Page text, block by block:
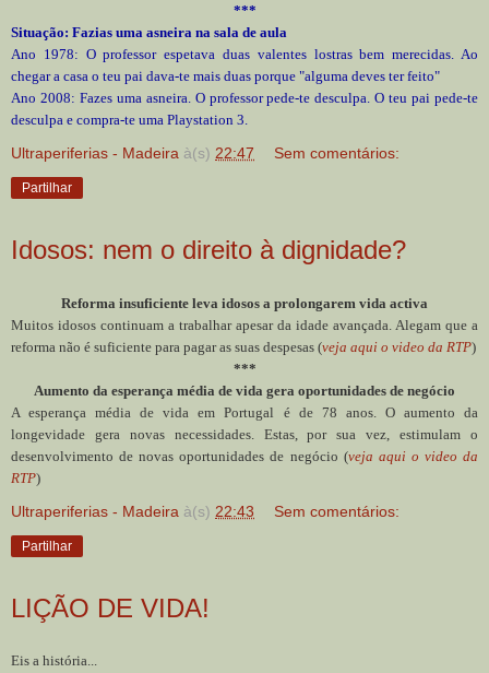
***
Situação: Fazias uma asneira na sala de aula
Ano 1978: O professor espetava duas valentes lostras bem merecidas. Ao
chegar a casa o teu pai dava-te mais duas porque "alguma deves ter feito"
Ano 2008: Fazes uma asneira. O professor pede-te desculpa. O teu pai pede-te
desculpa e compra-te uma Playstation 3.
Ultraperiferias - Madeira à(s) 22:47 Sem comentários:
Partilhar
Idosos: nem o direito à dignidade?
Reforma insuficiente leva idosos a prolongarem vida activa
Muitos idosos continuam a trabalhar apesar da idade avançada. Alegam que a
reforma não é suficiente para pagar as suas despesas (veja aqui o video da RTP)
***
Aumento da esperança média de vida gera oportunidades de negócio
A esperança média de vida em Portugal é de 78 anos. O aumento da
longevidade gera novas necessidades. Estas, por sua vez, estimulam o
desenvolvimento de novas oportunidades de negócio (veja aqui o video da
RTP)
Ultraperiferias - Madeira à(s) 22:43 Sem comentários:
Partilhar
LIÇÃO DE VIDA!
Eis a história...